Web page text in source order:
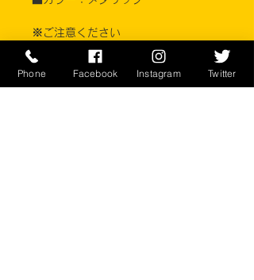
※ご注意ください
実店舗と在庫共有しているため、注文
のタイミングにより売り切れとなって
しまう場合がございます。
Phone Facebook Instagram Twitter